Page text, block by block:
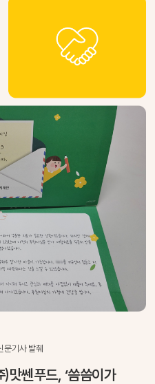
문기사 발췌
맛쎈푸드, ‘씀씀이가